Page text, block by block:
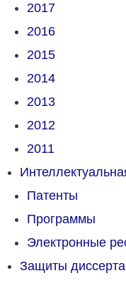
2017
2016
2015
2014
2013
2012
2011
Патенты
Программы
Электронные
Защиты